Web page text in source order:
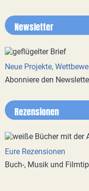
Newsletter
Neue Projekte,
Abonniere den
Rezensionen
Eure Rezensionen
Buch-, Musik und